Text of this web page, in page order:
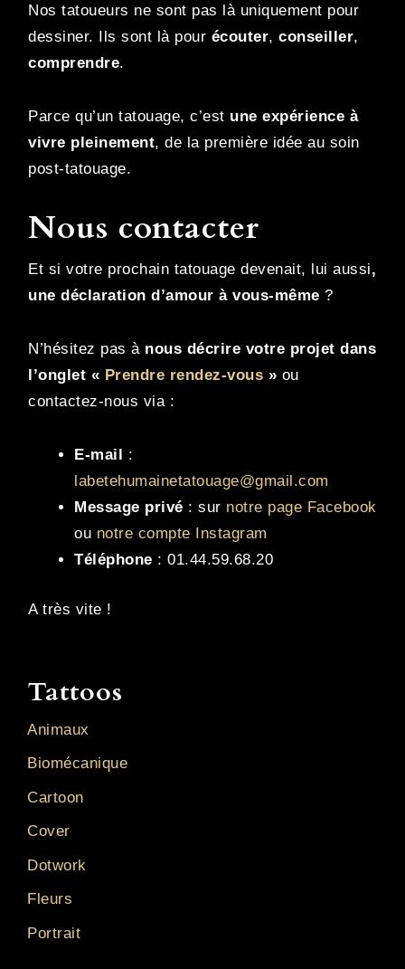
Nos tatoueurs ne sont pas là uniquement pour
dessiner. Ils sont là pour écouter, conseiller,
comprendre.
Parce qu’un tatouage, c’est une expérience à
vivre pleinement, de la première idée au soin
post-tatouage.
Nous contacter
Et si votre prochain tatouage devenait, lui aussi,
une déclaration d’amour à vous-même ?
N’hésitez pas à nous décrire votre projet dans
l’onglet « Prendre rendez-vous » ou
contactez-nous via :
E-mail
:
labetehumainetatouage@gmail.com
Message privé : sur notre page Facebook
ou notre compte Instagram
Téléphone : 01.44.59.68.20
A très vite !
Tattoos
Animaux
Biomécanique
Cartoon
Cover
Dotwork
Fleurs
Portrait